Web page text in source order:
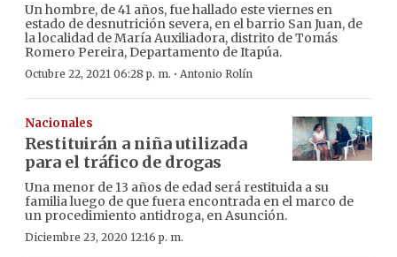
Un hombre, de 41 años, fue hallado este viernes en
estado de desnutrición severa, en el barrio San Juan, de
la localidad de María Auxiliadora, distrito de Tomás
Romero Pereira, Departamento de Itapúa.
Octubre 22, 2021 06:28 p. m. · Antonio Rolín
Nacionales
Restituirán a niña utilizada
para el tráfico de drogas
Una menor de 13 años de edad será restituida a su
familia luego de que fuera encontrada en el marco de
un procedimiento antidroga, en Asunción.
Diciembre 23, 2020 12:16 p. m.